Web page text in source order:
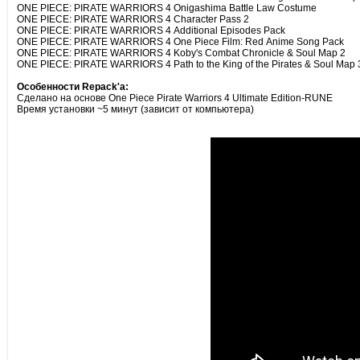
ONE PIECE: PIRATE WARRIORS 4 Onigashima Battle Law Costume
ONE PIECE: PIRATE WARRIORS 4 Character Pass 2
ONE PIECE: PIRATE WARRIORS 4 Additional Episodes Pack
ONE PIECE: PIRATE WARRIORS 4 One Piece Film: Red Anime Song Pack
ONE PIECE: PIRATE WARRIORS 4 Koby's Combat Chronicle & Soul Map 2
ONE PIECE: PIRATE WARRIORS 4 Path to the King of the Pirates & Soul Map
Особенности Repack'a:
Сделано на основе One Piece Pirate Warriors 4 Ultimate Edition-RUNE
Время установки ~5 минут (зависит от компьютера)